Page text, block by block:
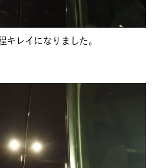
キレイになりました。